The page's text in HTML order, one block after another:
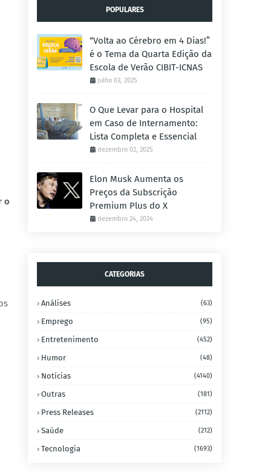
o
POPULARES
“Volta ao Cérebro em 4 Dias!”
é o Tema da Quarta Edição da
Escola de Verão CIBIT-ICNAS
julho 03, 2025
O Que Levar para o Hospital
em Caso de Internamento:
Lista Completa e Essencial
dezembro 02, 2025
Elon Musk Aumenta os
Preços da Subscrição
Premium Plus do X
dezembro 24, 2024
CATEGORIAS
Análises (63)
Emprego (95)
Entretenimento (452)
Humor (48)
Notícias (4140)
Outras (181)
Press Releases (2112)
Saúde (212)
Tecnologia (1693)